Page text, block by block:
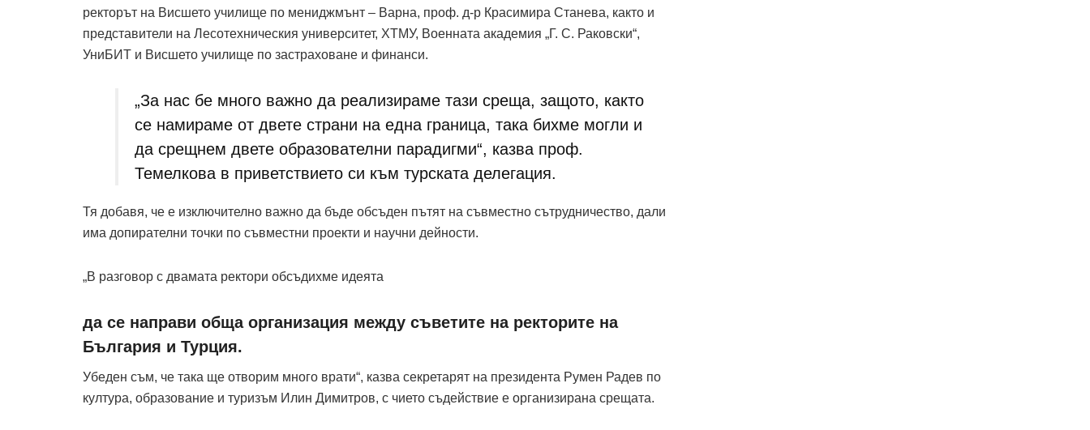
ректорът на Висшето училище по мениджмънт – Варна, проф. д-р Красимира Станева, както и
представители на Лесотехническия университет, ХТМУ, Военната академия „Г. С. Раковски“,
УниБИТ и Висшето училище по застраховане и финанси.
„За нас бе много важно да реализираме тази среща, защото, както
се намираме от двете страни на една граница, така бихме могли и
да срещнем двете образователни парадигми“, казва проф.
Темелкова в приветствието си към турската делегация.
Тя добавя, че е изключително важно да бъде обсъден пътят на съвместно сътрудничество, дали
има допирателни точки по съвместни проекти и научни дейности.
„В разговор с двамата ректори обсъдихме идеята
да се направи обща организация между съветите на ректорите на
България и Турция.
Убеден съм, че така ще отворим много врати“, казва секретарят на президента Румен Радев по
култура, образование и туризъм Илин Димитров, с чието съдействие е организирана срещата.